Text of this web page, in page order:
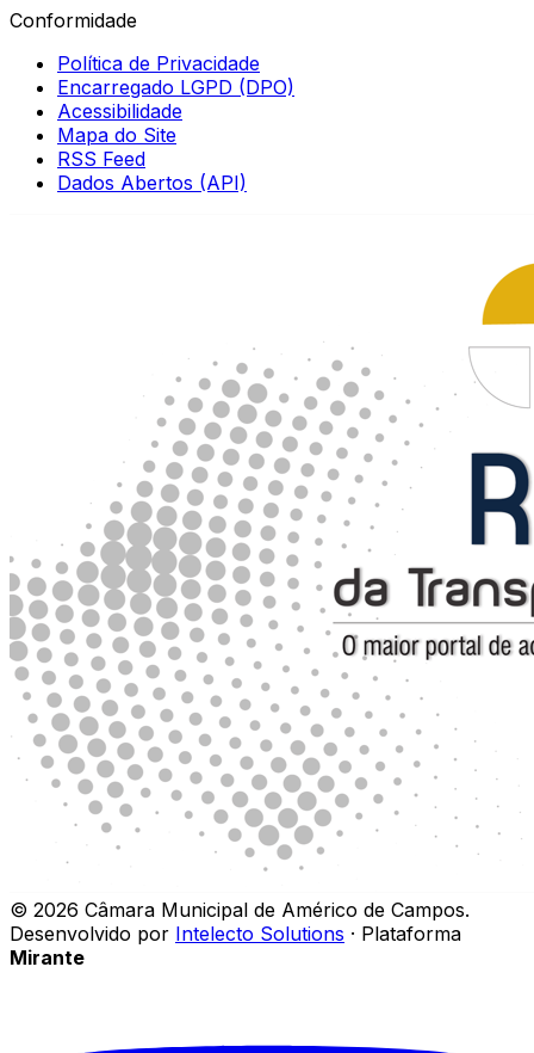
Conformidade
Política de Privacidade
Encarregado LGPD (DPO)
Acessibilidade
Mapa do Site
RSS Feed
Dados Abertos (API)
© 2026 Câmara Municipal de Américo de Campos.
Desenvolvido por Intelecto Solutions · Plataforma
Mirante